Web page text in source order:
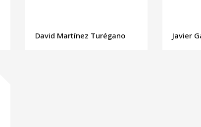
David Martínez Turégano Javier